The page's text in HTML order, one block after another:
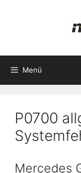
Menü
P0700
Mercedes